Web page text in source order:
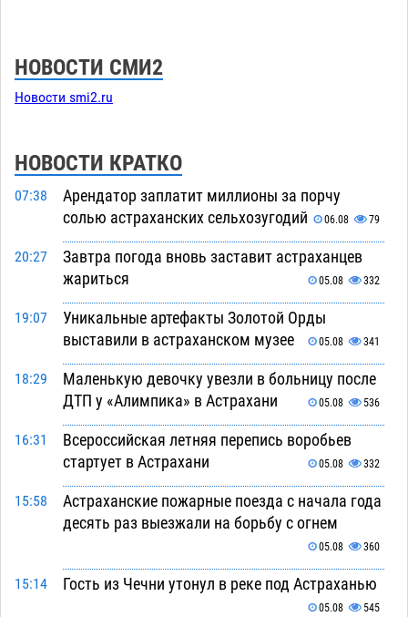
НОВОСТИ СМИ2
Новости smi2.ru
НОВОСТИ КРАТКО
07:38
Арендатор заплатит миллионы за порчу
солью астраханских сельхозугодий
06.08 79
20:27
Завтра погода вновь заставит астраханцев
жариться
05.08 332
19:07
Уникальные артефакты Золотой Орды
выставили в астраханском музее
05.08 341
18:29
Маленькую девочку увезли в больницу после
ДТП у «Алимпика» в Астрахани
05.08 536
16:31
Всероссийская летняя перепись воробьев
стартует в Астрахани
05.08 332
15:58
Астраханские пожарные поезда с начала года
десять раз выезжали на борьбу с огнем
05.08 360
15:14 Гость из Чечни утонул в реке под Астраханью
05.08 545